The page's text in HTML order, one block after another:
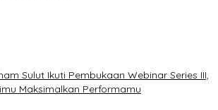
Sulut Ikuti Pembukaan Webinar Series III,
Maksimalkan Performamu